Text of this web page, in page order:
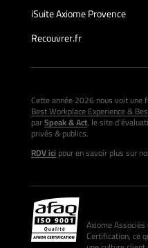
iSuite Axiome Provence
Recouvrer.fr
Cette année 2026 nous voit une
Best Workplace Experience &
parSpeak & Act, le site
privés & publics.
RDV icipour en savoir plus sur
Axiome
Certification, ce